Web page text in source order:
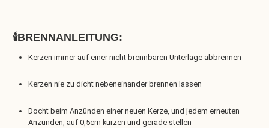
🕯️BRENNANLEITUNG:
Kerzen immer auf einer nicht brennbaren Unterlage abbrennen
Kerzen nie zu dicht nebeneinander brennen lassen
Docht beim Anzünden einer neuen Kerze, und jedem erneuten
Anzünden, auf 0,5cm kürzen und gerade stellen